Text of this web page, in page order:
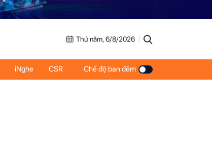
Thứ năm, 6/8/2026
iNghe CSR Chế độ ban đêm